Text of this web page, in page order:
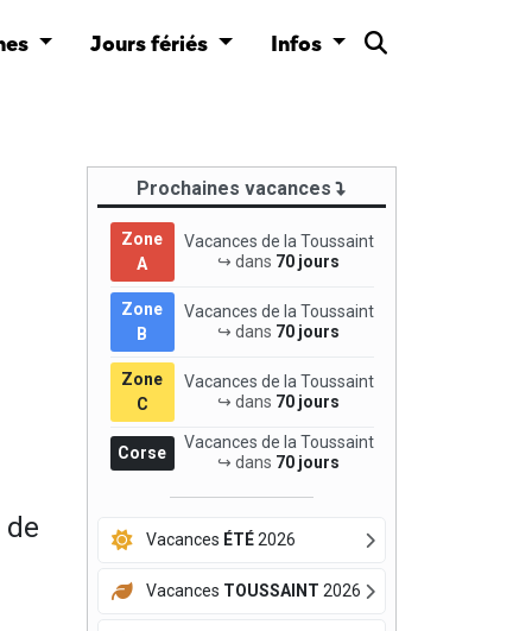
Jours fériés Infos
de
Prochaines vacances
Zone
A
Vacances de la Toussaint
↪ dans 70 jours
Zone
B
Vacances de la Toussaint
↪ dans 70 jours
Zone
C
Vacances de la Toussaint
↪ dans 70 jours
Corse
Vacances de la Toussaint
↪ dans 70 jours
Vacances ÉTÉ2026
Vacances TOUSSAINT 2026